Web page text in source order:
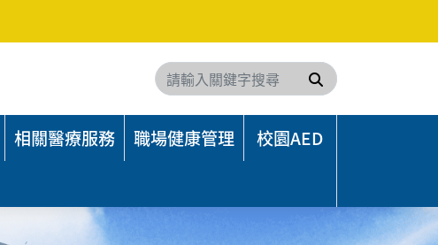
搜尋
相關醫療服務 職場健康管理
校園AED